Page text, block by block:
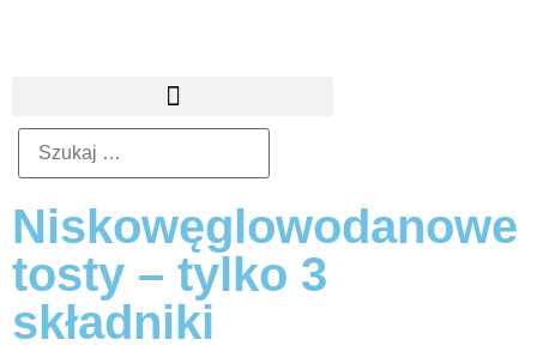
Niskowęglowodanowe
tosty – tylko 3
składniki